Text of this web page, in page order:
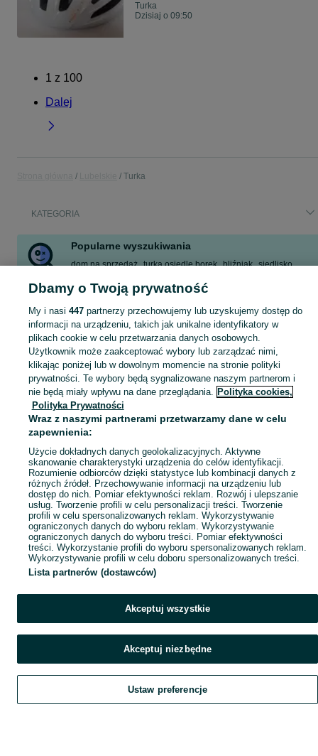
Turka
Dzisiaj o 09:50
1 z 100
Dalej
Turka
KATEGORIA
Popularne wyszukiwania
dom na sprzedaż turka osiedle borek bliźniak siedlisko
kanapa oliwkowa narożna
działka
Skorzystaj z największego serwisu ogłoszeniowego - Turka i okolice! Kupuj to, czego pragniesz i sprzedawaj to, czego już nie potrzebujesz!
Mapa kategorii
Mapa miejscowości
Mapa ministron
Popularne wyszukiwania
Szukaj Obserwujesz Dodaj Czat Konto
Dbamy o Twoją prywatność
My i nasi 447partnerzy przechowujemy lub uzyskujemy dostęp do
informacji na urządzeniu, takich jak unikalne identyfikatory w
plikach cookie w celu przetwarzania danych osobowych.
Użytkownik może zaakceptować wybory lub zarządzać nimi,
klikając poniżej lub w dowolnym momencie na stronie polityki
prywatności. Te wybory będą sygnalizowane naszym partnerom i
nie będą miały wpływu na dane przeglądania. Polityka cookies,
Polityka Prywatności
Wraz z naszymi partnerami przetwarzamy dane w celu
zapewnienia:
Użycie dokładnych danych geolokalizacyjnych. Aktywne
skanowanie charakterystyki urządzenia do celów identyfikacji.
Rozumienie odbiorców dzięki statystyce lub kombinacji danych z
różnych źródeł. Przechowywanie informacji na urządzeniu lub
dostęp do nich. Pomiar efektywności reklam. Rozwój i ulepszanie
usług. Tworzenie profili w celu personalizacji treści. Tworzenie
profili w celu spersonalizowanych reklam. Wykorzystywanie
ograniczonych danych do wyboru reklam. Wykorzystywanie
ograniczonych danych do wyboru treści. Pomiar efektywności
treści. Wykorzystanie profili do wyboru spersonalizowanych reklam.
Wykorzystywanie profili w celu doboru spersonalizowanych treści.
Lista partnerów (dostawców)
Akceptuj wszystkie
Akceptuj niezbędne
Ustaw preferencje